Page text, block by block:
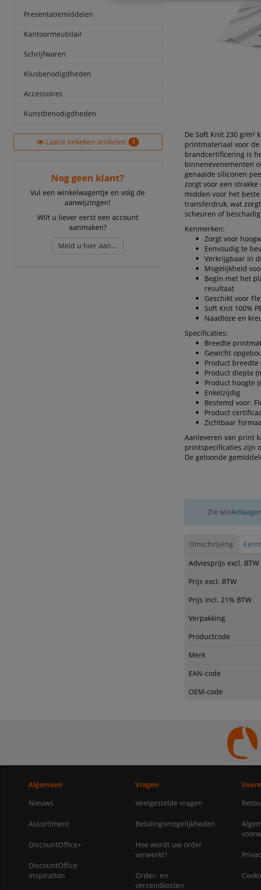
Presentatiemiddelen
Kantoormeubilair
Schrijfwaren
Klusbenodigdheden
Accessoires
Kunstbenodigdheden
Laatst bekeken artikelen 1
Nog geen klant?
Vul een winkelwagentje en volg de
aanwijzingen!
Wilt u liever eerst een account
aanmaken?
Meld u hier aan...
De Soft Knit 230 g/m²
printmateriaal voor de
brandcertificering is
binnenevenementen
genaaide siliconen
zorgt voor een
midden voor het
transferdruk, wat
scheuren of
Kenmerken:
Zorgt voor
Eenvoudig te
Verkrijgbaar in
Mogelijkheid
Begin met het
resultaat
Geschikt voor
Soft Knit 100%
Naadloze en
Specificaties:
Breedte
Gewicht
Product breedte
Product diepte
Product hoogte
Enkelzijdig
Bestemd voor:
Product
Zichtbaar
Aanleveren van print
printspecificaties zijn
De getoonde
Zie
Omschrijving
Adviesprijs excl. BTW
Prijs excl. BTW
Prijs incl. 21% BTW
Verpakking
Productcode
Merk
EAN-code
OEM-code
Algemeen
Nieuws
Assortiment
DiscountOffice+
DiscountOffice
Inspiration
Vragen
Veelgestelde vragen
Betalingsmogelijkheden
Hoe wordt uw order
verwerkt?
Order- en
verzendkosten